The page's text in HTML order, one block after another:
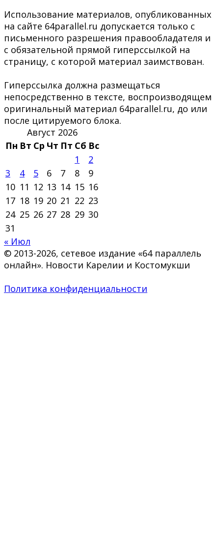
Использование материалов, опубликованных
на сайте 64parallel.ru допускается только с
письменного разрешения правообладателя и
с обязательной прямой гиперссылкой на
страницу, с которой материал заимствован.
Гиперссылка должна размещаться
непосредственно в тексте, воспроизводящем
оригинальный материал 64parallel.ru, до или
после цитируемого блока.
Август 2026
Пн Вт Ср Чт Пт Сб Вс
1
2
3
4 5 6 7 8
9
10 11 12 13 14 15 16
17 18 19 20 21 22 23
24 25 26 27 28 29 30
31
« Июл
© 2013-2026, сетевое издание «64 параллель
онлайн». Новости Карелии и Костомукши
Политика конфиденциальности